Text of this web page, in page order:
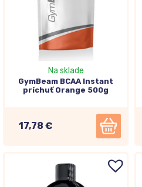
Na sklade
GymBeam BCAA Instant
príchuť Orange 500g
17,78 €